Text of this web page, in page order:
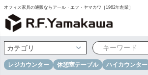
オフィス家具の通販ならアール・エフ・ヤマカワ［1962年創業］
レジカウンター 休憩室テーブル ハイカウンター